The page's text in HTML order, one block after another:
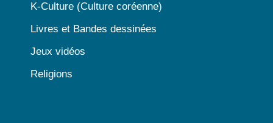
K-Culture (Culture coréenne)
Livres et Bandes dessinées
Jeux vidéos
Religions